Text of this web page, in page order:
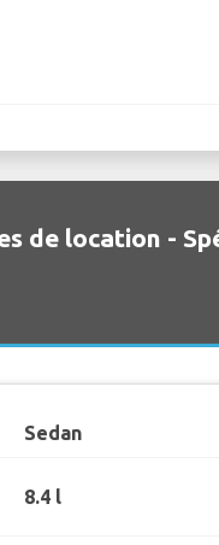
de location -
Sedan
8.4 l